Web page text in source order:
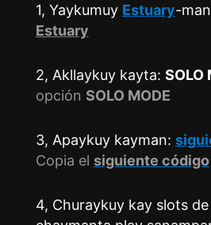
1, Yaykumuy Estuary-man
Estuary
2, Akllaykuy kayta: SOLO
opción SOLO MODE
3, Apaykuy kayman:
Copia el siguiente código
4, Churaykuy kay slots